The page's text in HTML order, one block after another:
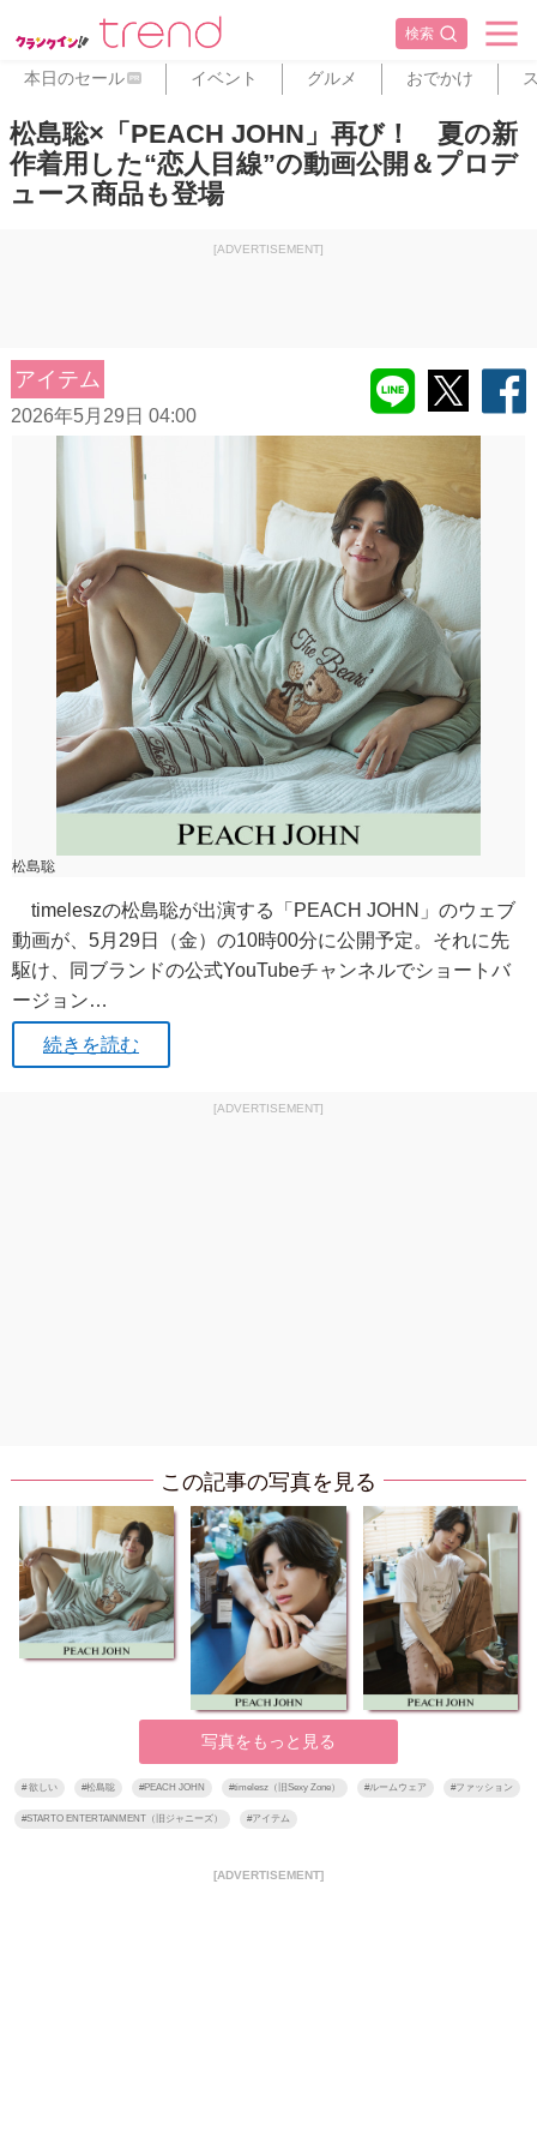
検索
本日のセール PR イベント グルメ おでかけ
松島聡×「PEACH JOHN」再び！ 夏の新
作着用した“恋人目線”の動画公開＆プロデ
ュース商品も登場
[ADVERTISEMENT]
アイテム
2026年5月29日 04:00
松島聡
timeleszの松島聡が出演する「PEACH JOHN」のウェブ
動画が、5月29日（金）の10時00分に公開予定。それに先
駆け、同ブランドの公式YouTubeチャンネルでショートバ
ージョン…
続きを読む
[ADVERTISEMENT]
この記事の写真を見る
写真をもっと見る
#欲しい #松島聡 #PEACH JOHN #timelesz（旧Sexy Zone） #ルームウェア #ファッション
#STARTO ENTERTAINMENT（旧ジャニーズ） #アイテム
[ADVERTISEMENT]